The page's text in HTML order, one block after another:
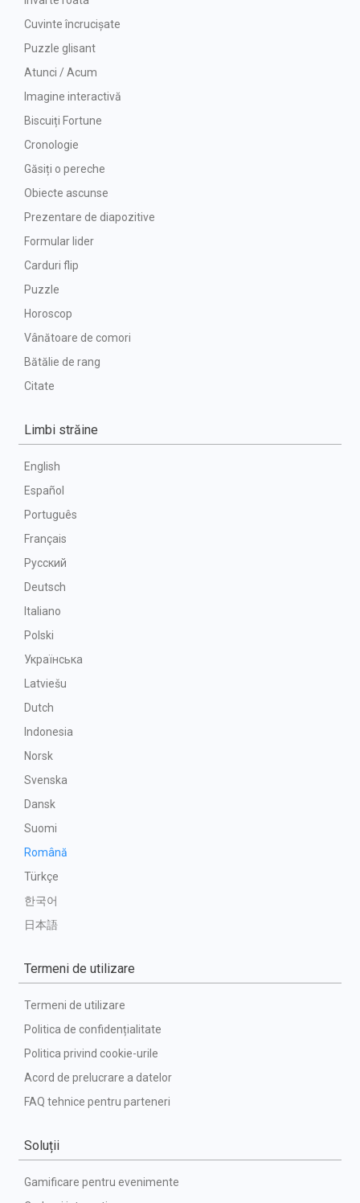
Cuvinte încrucișate
Puzzle glisant
Atunci / Acum
Imagine interactivă
Biscuiți Fortune
Cronologie
Găsiți o pereche
Obiecte ascunse
Prezentare de diapozitive
Formular lider
Carduri flip
Puzzle
Horoscop
Vânătoare de comori
Bătălie de rang
Citate
Limbi străine
English
Español
Português
Français
Русский
Deutsch
Italiano
Polski
Українська
Latviešu
Dutch
Indonesia
Norsk
Svenska
Dansk
Suomi
Română
Türkçe
한국어
日本語
Termeni de utilizare
Termeni de utilizare
Politica de confidențialitate
Politica privind cookie-urile
Acord de prelucrare a datelor
FAQ tehnice pentru parteneri
Soluții
Gamificare pentru evenimente